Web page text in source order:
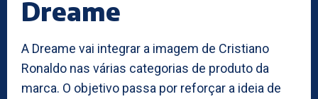
Dreame
A Dreame vai integrar a imagem de Cristiano
Ronaldo nas várias categorias de produto da
marca. O objetivo passa por reforçar a ideia de